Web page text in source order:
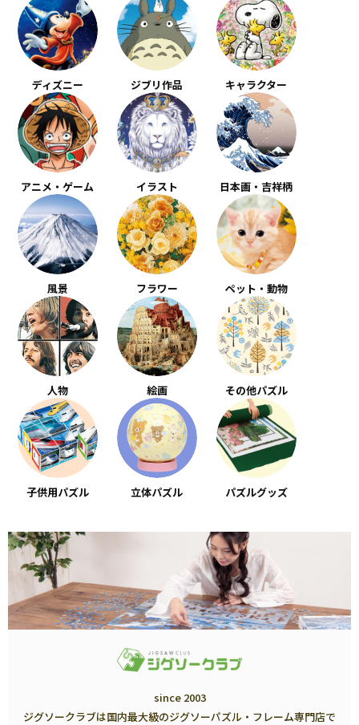
ディズニー ジブリ作品 キャラクター
アニメ・ゲーム イラスト 日本画・吉祥柄
風景 フラワー ペット・動物
人物 絵画 その他パズル
子供用パズル 立体パズル パズルグッズ
since 2003
ジグソークラブは国内最大級のジグソーパズル・フレーム専門店で